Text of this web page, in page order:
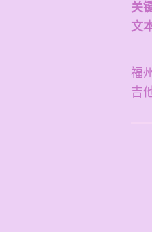
关
文
福
吉